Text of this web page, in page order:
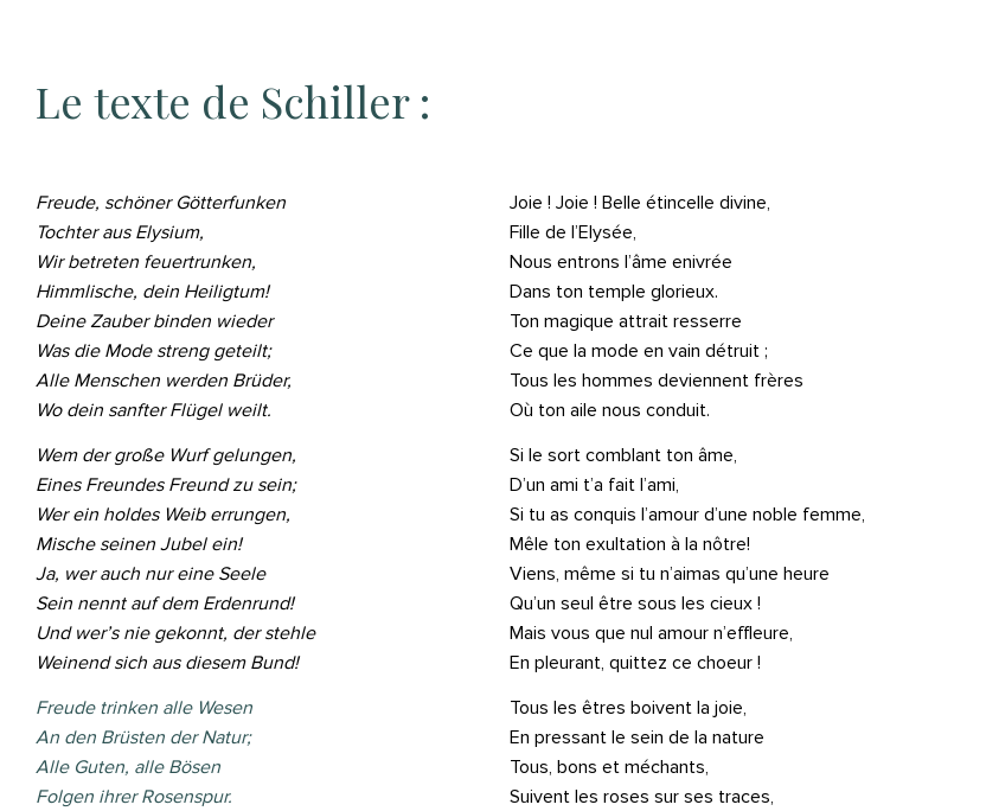
Le texte de Schiller :
Freude, schöner Götterfunken
Tochter aus Elysium,
Wir betreten feuertrunken,
Himmlische, dein Heiligtum!
Deine Zauber binden wieder
Was die Mode streng geteilt;
Alle Menschen werden Brüder,
Wo dein sanfter Flügel weilt.
Wem der große Wurf gelungen,
Eines Freundes Freund zu sein;
Wer ein holdes Weib errungen,
Mische seinen Jubel ein!
Ja, wer auch nur eine Seele
Sein nennt auf dem Erdenrund!
Und wer’s nie gekonnt, der stehle
Weinend sich aus diesem Bund!
Freude trinken alle Wesen
An den Brüsten der Natur;
Alle Guten, alle Bösen
Folgen ihrer Rosenspur.
Joie ! Joie ! Belle étincelle divine,
Fille de l’Elysée,
Nous entrons l’âme enivrée
Dans ton temple glorieux.
Ton magique attrait resserre
Ce que la mode en vain détruit ;
Tous les hommes deviennent frères
Où ton aile nous conduit.
Si le sort comblant ton âme,
D’un ami t’a fait l’ami,
Si tu as conquis l’amour d’une noble femme,
Mêle ton exultation à la nôtre!
Viens, même si tu n’aimas qu’une heure
Qu’un seul être sous les cieux !
Mais vous que nul amour n’effleure,
En pleurant, quittez ce choeur !
Tous les êtres boivent la joie,
En pressant le sein de la nature
Tous, bons et méchants,
Suivent les roses sur ses traces,